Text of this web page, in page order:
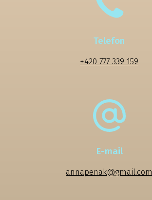
Telefon
+420 777 339 159
E-mail
annapenak@gmail.com